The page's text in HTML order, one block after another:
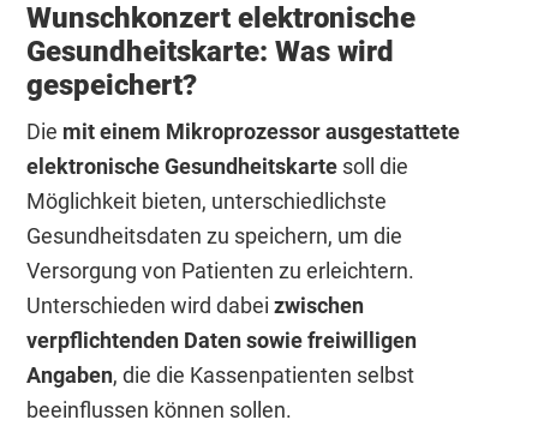
Wunschkonzert elektronische
Gesundheitskarte: Was wird
gespeichert?
Die mit einem Mikroprozessor ausgestattete
elektronische Gesundheitskarte soll die
Möglichkeit bieten, unterschiedlichste
Gesundheitsdaten zu speichern, um die
Versorgung von Patienten zu erleichtern.
Unterschieden wird dabeizwischen
verpflichtenden Daten sowie freiwilligen
Angaben, die die Kassenpatienten selbst
beeinflussen können sollen.